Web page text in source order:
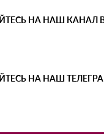
НА НАШ КАНАЛ В
НА НАШ